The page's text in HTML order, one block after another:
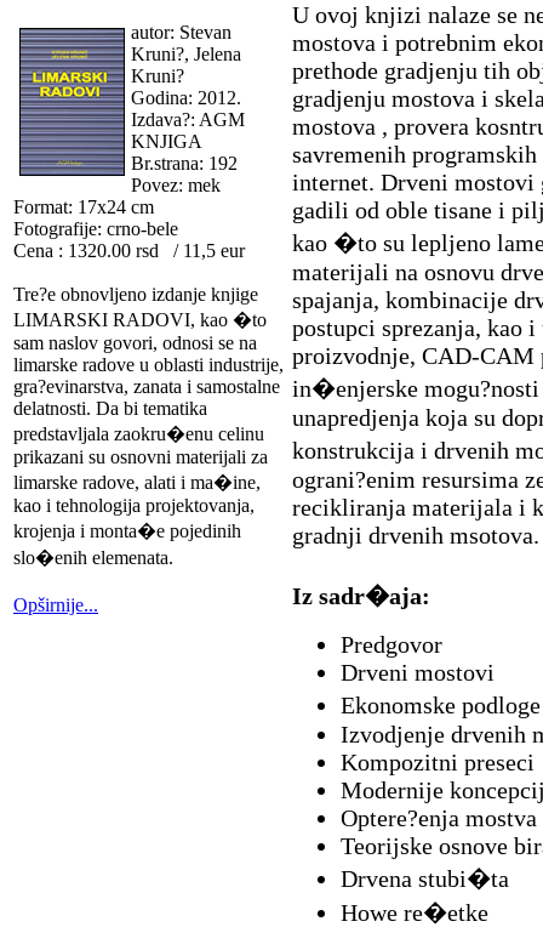
autor: Stevan
Kruni?, Jelena
Kruni?
Godina: 2012.
Izdava?: AGM
KNJIGA
Br.strana: 192
Povez: mek
Format: 17x24 cm
Fotografije: crno-bele
Cena : 1320.00 rsd / 11,5 eur
Tre?e obnovljeno izdanje knjige
LIMARSKI RADOVI, kao �to
sam naslov govori, odnosi se na
limarske radove u oblasti industrije,
gra?evinarstva, zanata i samostalne
delatnosti. Da bi tematika
predstavljala zaokru�enu celinu
prikazani su osnovni materijali za
limarske radove, alati i ma�ine,
kao i tehnologija projektovanja,
krojenja i monta�e pojedinih
slo�enih elemenata.
Opširnije...
U ovoj knjizi nalaze se
mostova i potrebnim
prethode gradjenju tih
gradjenju mostova i
mostova , provera
savremenih
internet. Drveni mostovi
gadili od oble tisane i
kao �to su lepljeno
materijali na osnovu
spajanja, kombinacije
postupci sprezanja, kao
proizvodnje, CAD-CAM
in�enjerske
unapredjenja koja su
konstrukcija i drvenih
ograni?enim resursima
recikliranja materijala i
gradnji drvenih msotova.
Iz sadr�aja:
Predgovor
Drveni mostovi
Ekonomske
Izvodjenje drvenih
Kompozitni preseci
Modernije
Optere?enja mostva
Teorijske osnove
Drvena stubi�ta
Howe re�etke